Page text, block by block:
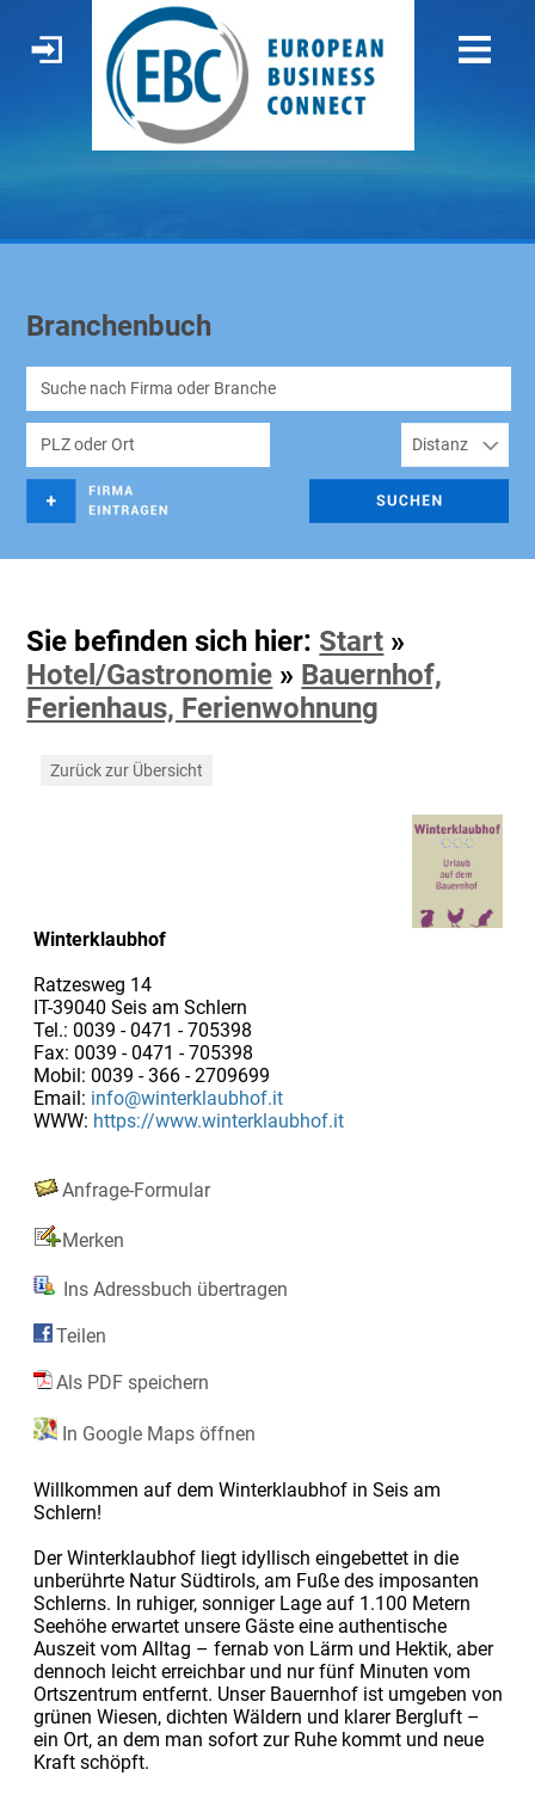
Branchenbuch
Sie befinden sich hier: Start »
Hotel/Gastronomie » Bauernhof,
Ferienhaus, Ferienwohnung
Zurück zur Übersicht
Winterklaubhof
Ratzesweg 14
IT-39040 Seis am Schlern
Tel.: 0039 - 0471 - 705398
Fax: 0039 - 0471 - 705398
Mobil: 0039 - 366 - 2709699
Email: info@winterklaubhof.it
WWW: https://www.winterklaubhof.it
Anfrage-Formular
Merken
Ins Adressbuch übertragen
Teilen
Als PDF speichern
In Google Maps öffnen
Willkommen auf dem Winterklaubhof in Seis am
Schlern!
Der Winterklaubhof liegt idyllisch eingebettet in die
unberührte Natur Südtirols, am Fuße des imposanten
Schlerns. In ruhiger, sonniger Lage auf 1.100 Metern
Seehöhe erwartet unsere Gäste eine authentische
Auszeit vom Alltag – fernab von Lärm und Hektik, aber
dennoch leicht erreichbar und nur fünf Minuten vom
Ortszentrum entfernt. Unser Bauernhof ist umgeben von
grünen Wiesen, dichten Wäldern und klarer Bergluft –
ein Ort, an dem man sofort zur Ruhe kommt und neue
Kraft schöpft.